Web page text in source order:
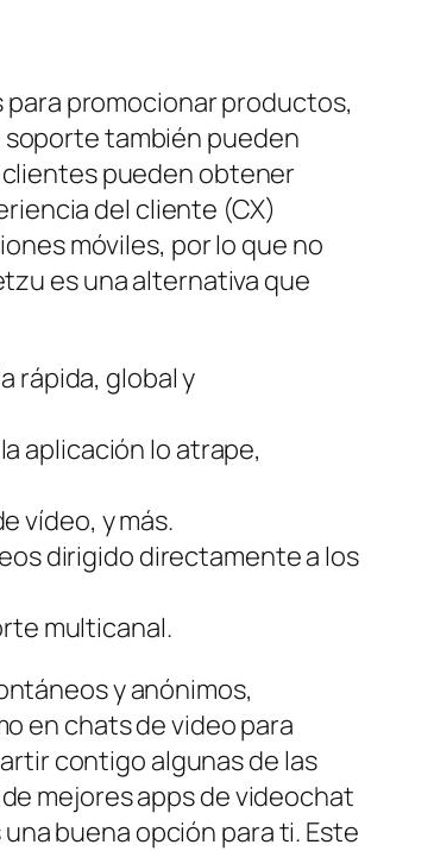
promocionar productos,
soporte también pueden
pueden obtener
del cliente (CX)
móviles, por lo que no
es una alternativa que
rápida, global y
aplicación lo atrape,
vídeo, y más.
dirigido directamente a los
multicanal.
y anónimos,
en chats de video para
contigo algunas de las
mejores apps de videochat
buena opción para ti. Este